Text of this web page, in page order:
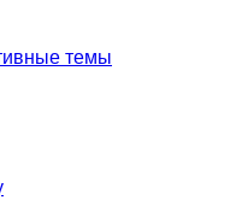
темы